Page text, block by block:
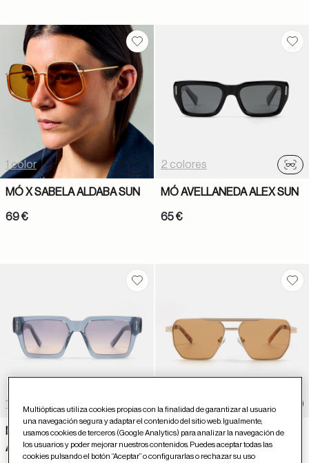
Guardar en favoritos
1 color
Probador virtual
MÓ X SABELA ALDABA SUN
69 €
2 colores
MÓ AVELLANEDA ALEX SUN
65 €
Guardar en favoritos
1 color
Probador virtual
MÓ AVELLANEDA
ANTIPAROS SUN
MÓ MOVERS AOYAMA SUN
65 €
Multiópticas utiliza cookies propias con la finalidad de garantizar al usuario
una navegación segura y adaptar el contenido del sitio web. Igualmente,
usamos cookies de terceros (Google Analytics) para analizar la navegación de
los usuarios y poder mejorar nuestros contenidos. Puedes aceptar todas las
cookies pulsando el botón “Aceptar” o configurarlas o rechazar su uso